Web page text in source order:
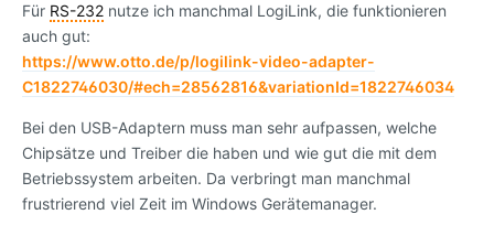
Für RS-232 nutze ich manchmal LogiLink, die funktionieren
auch gut:
https://www.otto.de/p/logilink-video-adapter-
C1822746030/#ech=28562816&variationId=1822746034
Bei den USB-Adaptern muss man sehr aufpassen, welche
Chipsätze und Treiber die haben und wie gut die mit dem
Betriebssystem arbeiten. Da verbringt man manchmal
frustrierend viel Zeit im Windows Gerätemanager.